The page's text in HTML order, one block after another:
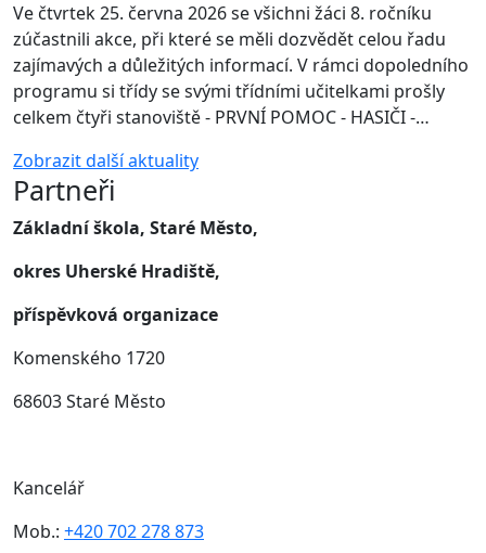
Ve čtvrtek 25. června 2026 se všichni žáci 8. ročníku
zúčastnili akce, při které se měli dozvědět celou řadu
zajímavých a důležitých informací. V rámci dopoledního
programu si třídy se svými třídními učitelkami prošly
celkem čtyři stanoviště - PRVNÍ POMOC - HASIČI -…
Zobrazit další aktuality
Partneři
Základní škola, Staré Město,
okres Uherské Hradiště,
příspěvková organizace
Komenského 1720
68603 Staré Město
Kancelář
Mob.: +420 702 278 873